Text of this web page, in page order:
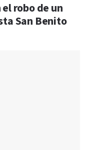
robo de un
San Benito